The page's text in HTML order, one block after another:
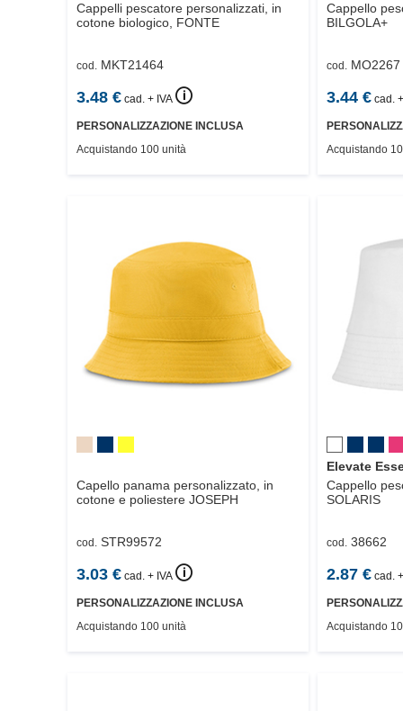
Cappelli pescatore personalizzati, in
cotone biologico, FONTE
cod. MKT21464
3.48 € cad. + IVA 🛈
PERSONALIZZAZIONE INCLUSA
Acquistando 100 unità
Cappello
BILGOLA+
cod. MO2267
3.44€ cad.
Acquistando
Capello panama personalizzato, in
cotone e poliestere JOSEPH
cod. STR99572
3.03 € cad. + IVA 🛈
PERSONALIZZAZIONE INCLUSA
Acquistando 100 unità
Elevate
Cappello
SOLARIS
cod. 38662
2.87€ cad.
Acquistando